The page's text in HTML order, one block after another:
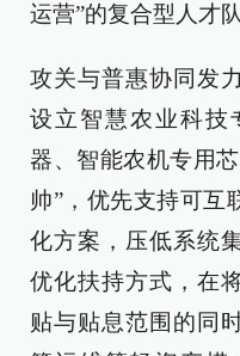
运营”的复合型人才队
攻关与普惠协同发
设立智慧农业科技
器、智能农机专用
帅”，优先支持可互
化方案，压低系统
优化扶持方式，在
贴与贴息范围的同